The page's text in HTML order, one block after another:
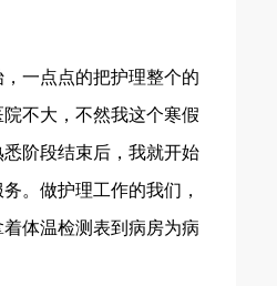
一点点的把护理整个的
不大，不然我这个寒假
阶段结束后，我就开始
。做护理工作的我们，
体温检测表到病房为病